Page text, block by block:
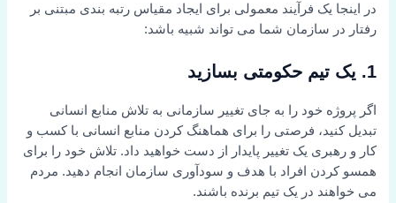
در اینجا یک فرآیند معمولی برای ایجاد مقیاس رتبه بندی مبتنی بر
رفتار در سازمان شما می تواند شبیه باشد:
1. یک تیم حکومتی بسازید
اگر پروژه خود را به جای تغییر سازمانی به تلاش منابع انسانی
تبدیل کنید، فرصتی را برای هماهنگ کردن منابع انسانی با کسب و
کار و رهبری یک تغییر پایدار از دست خواهید داد. تلاش خود را برای
همسو کردن افراد با هدف و سودآوری سازمان انجام دهید. مردم
می خواهند در یک تیم برنده باشند.